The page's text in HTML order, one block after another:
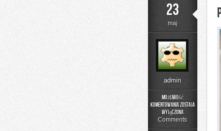
23
maj
admin
Możliwość
komentowania
Pytania
czytelników
została
wyłączona
Comments